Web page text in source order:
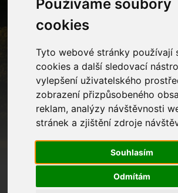
Používáme soubory
cookies
Tyto webové stránky používají
cookies a další sledovací
vylepšení uživatelského
zobrazení přizpůsobeného
reklam, analýzy návštěvnosti
stránek a zjištění zdroje
Souhlasím
Odmítám
Fotogalerie
Home Fotogalerie Výukový program -